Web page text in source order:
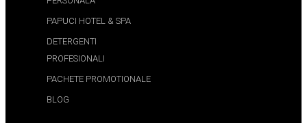
PAPUCI HOTEL & SPA
DETERGENTI
PROFESIONALI
PACHETE PROMOTIONALE
BLOG